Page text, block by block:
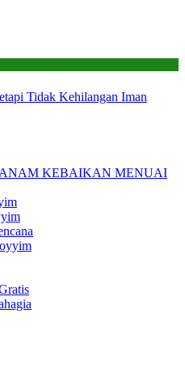
Tidak Kehilangan Iman
KEBAIKAN MENUAI